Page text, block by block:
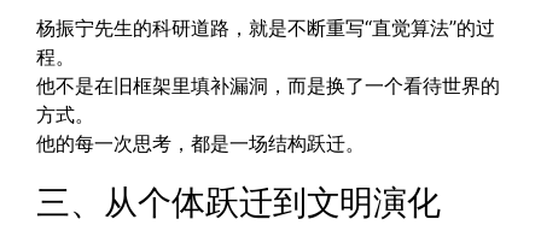
杨振宁先生的科研道路，就是不断重写“直觉算法”的过
程。
他不是在旧框架里填补漏洞，而是换了一个看待世界的
方式。
他的每一次思考，都是一场结构跃迁。
三、从个体跃迁到文明演化